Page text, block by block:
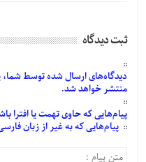
ثبت دیدگاه
دیدگاه‌هایارسالشدهتوسط
منتشر خواهد شد.
پیام‌هاییکه حاوی تهمت یا افترا
پیام‌هاییکه به غیر از زبان